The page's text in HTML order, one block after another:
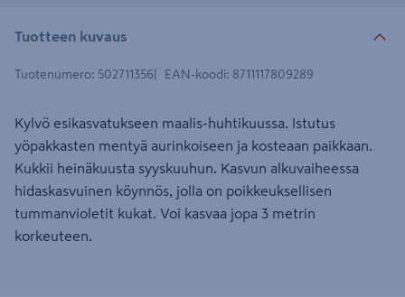
Tuotteen kuvaus
Tuotenumero: 502711356 EAN-koodi: 8711117809289
Kylvö esikasvatukseen maalis-huhtikuussa. Istutus
yöpakkasten mentyä aurinkoiseen ja kosteaan paikkaan.
Kukkii heinäkuusta syyskuuhun. Kasvun alkuvaiheessa
hidaskasvuinen köynnös, jolla on poikkeuksellisen
tummanvioletit kukat. Voi kasvaa jopa 3 metrin
korkeuteen.